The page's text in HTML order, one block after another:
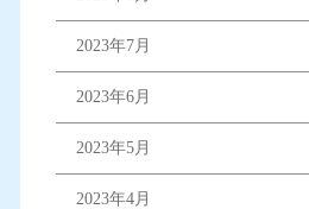
2023年7月
2023年6月
2023年5月
2023年4月